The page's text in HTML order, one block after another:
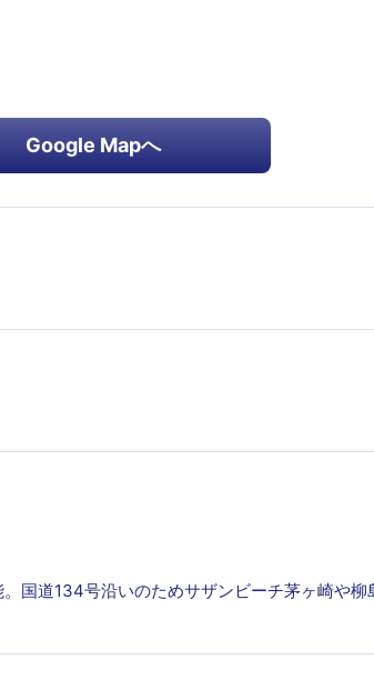
Google Mapへ
国道134号沿いのためサザンビーチ茅ヶ崎や柳